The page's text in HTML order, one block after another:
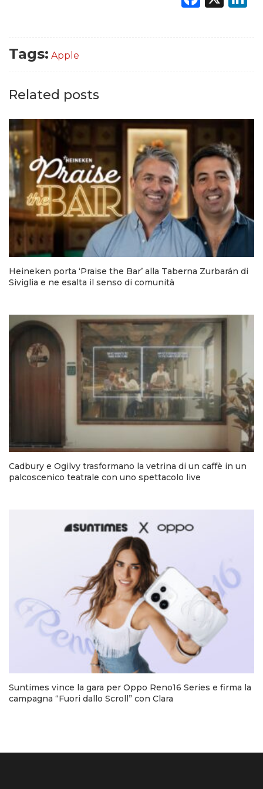
Tags: Apple
Related posts
Heineken porta ‘Praise the Bar’ alla Taberna Zurbarán di
Siviglia e ne esalta il senso di comunità
Cadbury e Ogilvy trasformano la vetrina di un caffè in un
palcoscenico teatrale con uno spettacolo live
Suntimes vince la gara per Oppo Reno16 Series e firma la
campagna “Fuori dallo Scroll” con Clara